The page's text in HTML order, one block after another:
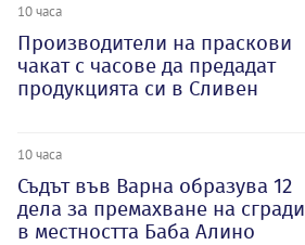
10 часа
Производители на праскови
чакат с часове да предадат
продукцията си в Сливен
10 часа
Съдът във Варна образува 12
дела за премахване на сгради
в местността Баба Алино